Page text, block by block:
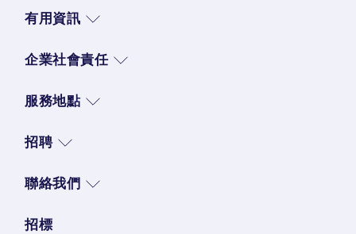
有用資訊
企業社會責任
服務地點
招聘
聯絡我們
招標